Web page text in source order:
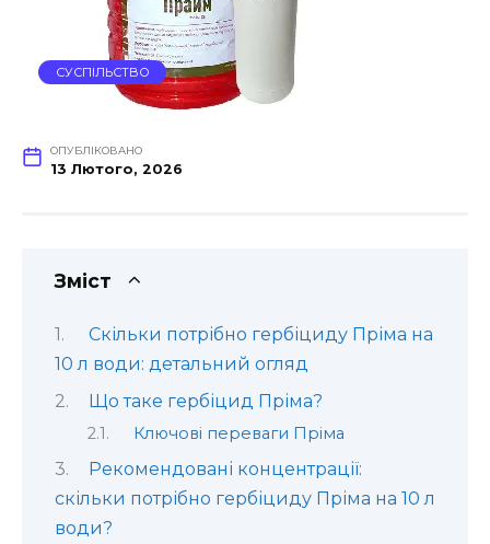
СУСПІЛЬСТВО
ОПУБЛІКОВАНО
13 Лютого, 2026
Зміст
Скільки потрібно гербіциду Пріма на
10 л води: детальний огляд
Що таке гербіцид Пріма?
Ключові переваги Пріма
Рекомендовані концентрації:
скільки потрібно гербіциду Пріма на 10 л
води?